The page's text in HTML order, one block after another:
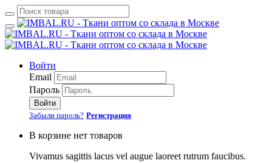
Войти
Email
Пароль
Войти
Забыли пароль? Регистрация
В корзине нет товаров
Vivamus sagittis lacus vel augue laoreet rutrum faucibus.